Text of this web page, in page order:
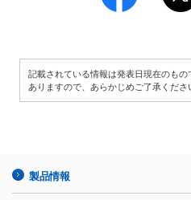
記載されている情報は発表日現在のも
ありますので、あらかじめご了承くださ
製品情報